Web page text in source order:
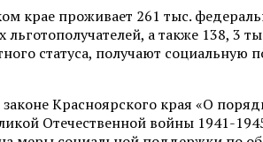
крае проживает 261 тыс.
льготополучателей, а также 138, 3
статуса, получают социальную
законе Красноярского края «О
Отечественной войны 1941-